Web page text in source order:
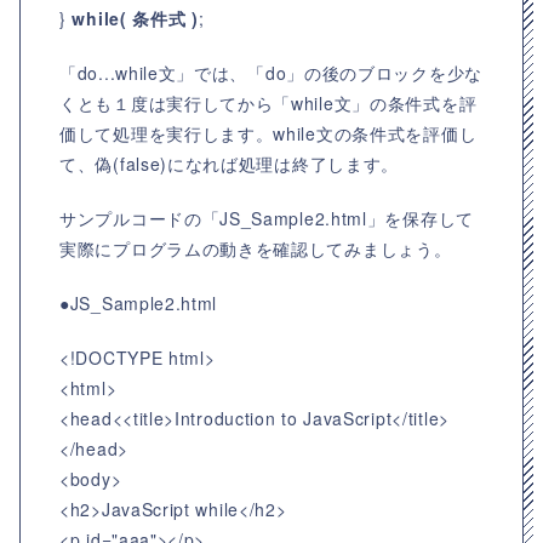
}while( 条件式 );
「do...while文」では、「do」の後のブロックを少な
くとも１度は実行してから「while文」の条件式を評
価して処理を実行します。while文の条件式を評価し
て、偽(false)になれば処理は終了します。
サンプルコードの「JS_Sample2.html」を保存して
実際にプログラムの動きを確認してみましょう。
●JS_Sample2.html
<!DOCTYPE html>
<html>
<head<<title>Introduction to JavaScript</title>
</head>
<body>
<h2>JavaScript while</h2>